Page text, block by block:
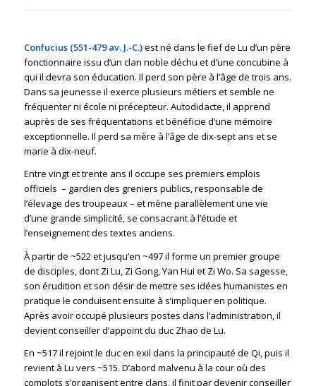
Confucius (551-479 av. J.-C.)est né dans le fief de Lu d’un père
fonctionnaire issu d’un clan noble déchu et d’une concubine à
qui il devra son éducation. Il perd son père à l’âge de trois ans.
Dans sa jeunesse il exerce plusieurs métiers et semble ne
fréquenter ni école ni précepteur. Autodidacte, il apprend
auprès de ses fréquentations et bénéficie d’une mémoire
exceptionnelle. Il perd sa mère à l’âge de dix-sept ans et se
marie à dix-neuf.
Entre vingt et trente ans il occupe ses premiers emplois
officiels – gardien des greniers publics, responsable de
l’élevage des troupeaux – et mène parallèlement une vie
d’une grande simplicité, se consacrant à l’étude et
l’enseignement des textes anciens.
À partir de ~522 et jusqu’en ~497 il forme un premier groupe
de disciples, dont Zi Lu, Zi Gong, Yan Hui et Zi Wo. Sa sagesse,
son érudition et son désir de mettre ses idées humanistes en
pratique le conduisent ensuite à s’impliquer en politique.
Après avoir occupé plusieurs postes dans l’administration, il
devient conseiller d’appoint du duc Zhao de Lu.
En ~517 il rejoint le duc en exil dans la principauté de Qi, puis il
revient à Lu vers ~515. D’abord malvenu à la cour où des
complots s’organisent entre clans, il finit par devenir conseiller